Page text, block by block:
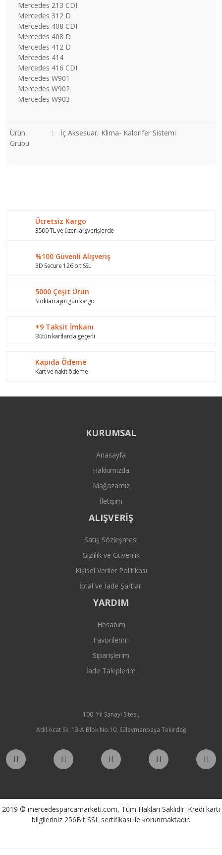
Mercedes 213 CDI
Mercedes 312 D
Mercedes 408 CDI
Mercedes 408 D
Mercedes 412 D
Mercedes 414
Mercedes 416 CDI
Mercedes W901
Mercedes W902
Mercedes W903
Ürün
Grubu
: İç Aksesuar, Klima- Kalorifer Sistemi
Ürün resmi kalitesiz, bozuk veya görüntülenemiyor.
Ürün bilgilerinde hatalar bulunuyor.
Bu ürüne benzer farklı alternatifler olmalı.
Ücretsiz Kargo
3500 TL ve üzeri alışverişlerde
%100 Güvenli Alışveriş
3D Secure 126 bit SSL
5000 Çeşit Ürün
Stoktan aynı gün kargo
+9 Taksit İmkanı
Bütün kartlarda geçerli
Kapıda Ödeme
Kart ve nakit ödeme
KURUMSAL
Anasayfa
Hakkımızda
Mağazamız
İletişim
ALIŞVERİŞ
Satış Sözleşmesi
Gizlilik ve Güvenlik
Kişisel Veriler Politikası
İptal ve İade Şartları
YARDIM
Hesabım
Favorilerim
Siparişlerim
İade Taleplerim
100. Yıl Sanayi Sitesi,
Adil Acat Sk. 13-A Blok No:10, Süleymanpaşa Tekirdağ
2019 © mercedesparcamarketi.com, Tüm Hakları Saklıdır. Kredi kartı
bilgileriniz 256Bit SSL sertifikası ile korunmaktadır.